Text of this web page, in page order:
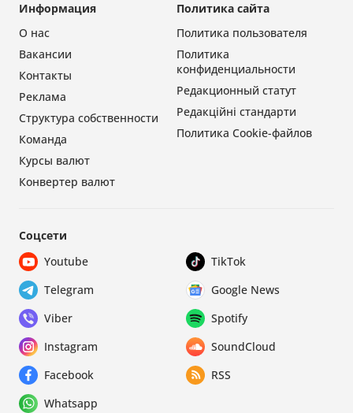
Политика сайта
Политика пользователя
Политика
конфиденциальности
Редакционный статут
Редакційні стандарти
Политика Cookie-файлов
Информация
О нас
Вакансии
Контакты
Реклама
Структура собственности
Команда
Курсы валют
Конвертер валют
Соцсети
Youtube
TikTok
Telegram
Google News
Viber
Spotify
Instagram
SoundCloud
Facebook
RSS
Whatsapp